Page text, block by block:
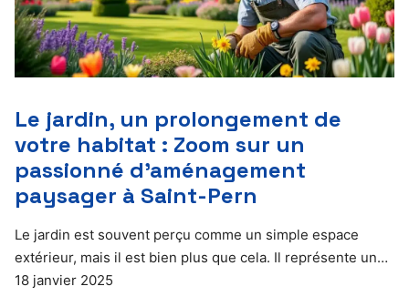
Le jardin, un prolongement de
votre habitat : Zoom sur un
passionné d’aménagement
paysager à Saint-Pern
Le jardin est souvent perçu comme un simple espace
extérieur, mais il est bien plus que cela. Il représente un…
18 janvier 2025